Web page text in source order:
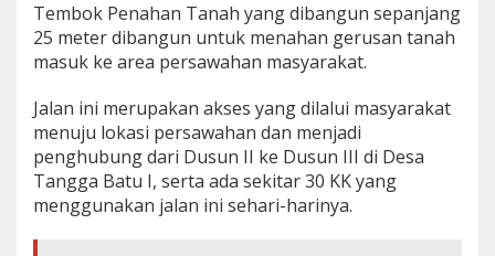
Tembok Penahan Tanah yang dibangun sepanjang
25 meter dibangun untuk menahan gerusan tanah
masuk ke area persawahan masyarakat.
Jalan ini merupakan akses yang dilalui masyarakat
menuju lokasi persawahan dan menjadi
penghubung dari Dusun II ke Dusun III di Desa
Tangga Batu I, serta ada sekitar 30 KK yang
menggunakan jalan ini sehari-harinya.